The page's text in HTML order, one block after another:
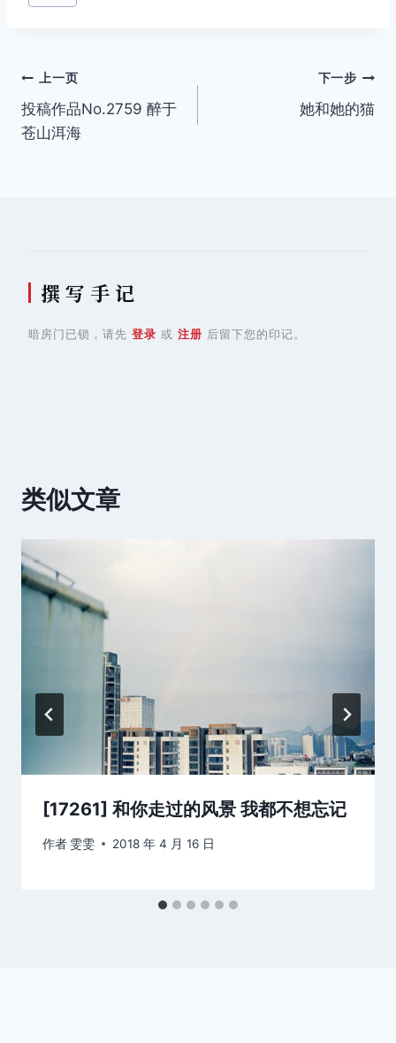
文
章
上一页
投稿作品No.2759 醉于
苍山洱海
下一步
她和她的猫
撰 写 手 记
暗房门已锁，请先 登录 或 注册 后留下您的印记。
类似文章
[17261] 和你走过的风景 我都不想忘记
作者 雯雯 2018 年 4 月 16 日